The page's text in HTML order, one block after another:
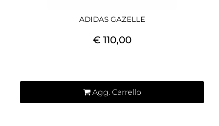
ADIDAS GAZELLE
€ 110,00
Agg. Carrello